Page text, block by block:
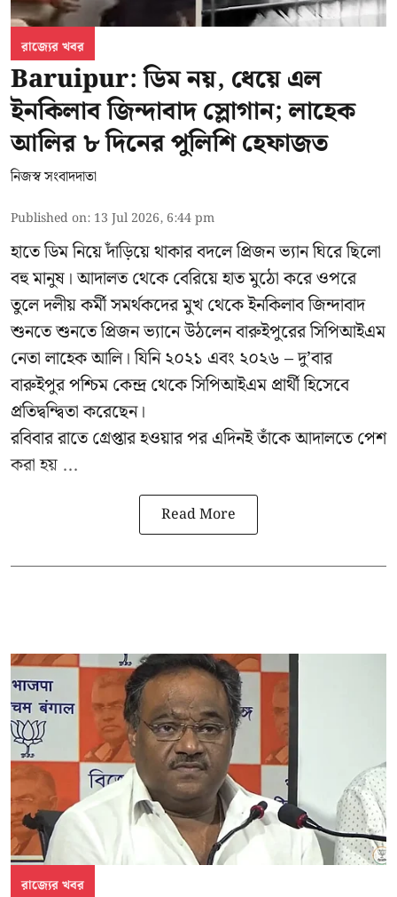
রাজ্যের খবর
Baruipur: ডিম নয়, ধেয়ে এল
ইনকিলাব জিন্দাবাদ স্লোগান; লাহেক
আলির ৮ দিনের পুলিশি হেফাজত
নিজস্ব সংবাদদাতা
Published on: 13 Jul 2026, 6:44 pm
হাতে ডিম নিয়ে দাঁড়িয়ে থাকার বদলে প্রিজন ভ্যান ঘিরে ছিলো
বহু মানুষ। আদালত থেকে বেরিয়ে হাত মুঠো করে ওপরে
তুলে দলীয় কর্মী সমর্থকদের মুখ থেকে ইনকিলাব জিন্দাবাদ
শুনতে শুনতে প্রিজন ভ্যানে উঠলেন বারুইপুরের সিপিআইএম
নেতা লাহেক আলি। যিনি ২০২১ এবং ২০২৬ – দু’বার
বারুইপুর পশ্চিম কেন্দ্র থেকে সিপিআইএম প্রার্থী হিসেবে
প্রতিদ্বন্দ্বিতা করেছেন।
রবিবার রাতে গ্রেপ্তার হওয়ার পর এদিনই তাঁকে আদালতে পেশ
করা হয় ...
Read More
রাজ্যের খবর